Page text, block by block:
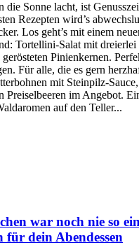
die Sonne lacht, ist
Rezepten wird’s
Los geht’s mit einem
Tortellini-Salat mit
gerösteten Pinienkernen.
Für alle, die es gern
mit Steinpilz-
Preiselbeeren im Angebot.
auf den Teller...
war noch nie so
dein Abendessen